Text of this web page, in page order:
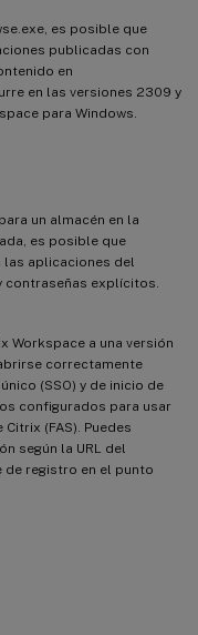
es posible que
publicadas con
en
en las versiones 2309 y
para Windows.
un almacén en la
es posible que
las aplicaciones del
contraseñas explícitos.
Workspace a una versión
correctamente
(SSO) y de inicio de
configurados para usar
(FAS). Puedes
según la URL del
de registro en el punto